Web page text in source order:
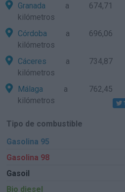
Granada a 674,71
kilómetros
Córdoba a 696,06
kilómetros
Cáceres a 734,87
kilómetros
Málaga a 762,45
kilómetros
Tipo de combustible
Gasolina 95
Gasolina 98
Gasoil
Bio diesel